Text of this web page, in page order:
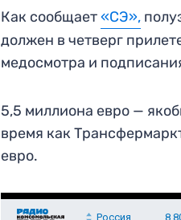
Как сообщает«СЭ»,
должен в четверг
медосмотра и
5,5 миллиона евро —
время как
евро.